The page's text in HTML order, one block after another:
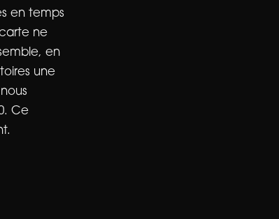
en temps
ne
en
une
Ce